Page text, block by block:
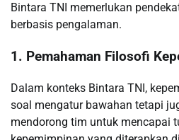
Bintara TNI memerlukan
berbasis pengalaman.
1. Pemahaman Filosofi
Dalam konteks Bintara TNI,
soal mengatur bawahan tetapi
mendorong tim untuk mencapai